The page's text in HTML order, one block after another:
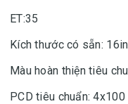
ET:35
Kích thước có sẵn:
Màu hoàn thiện tiêu
PCD tiêu chuẩn: